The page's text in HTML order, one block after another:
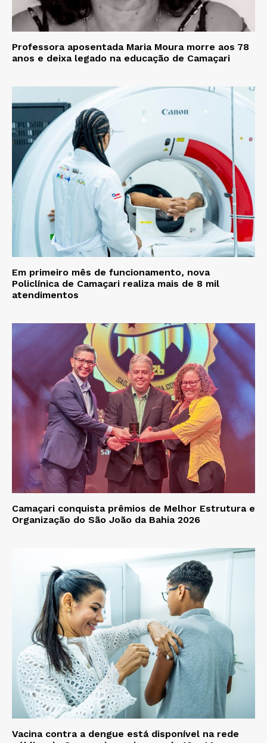
Professora aposentada Maria Moura morre aos 78
anos e deixa legado na educação de Camaçari
Em primeiro mês de funcionamento, nova
Policlínica de Camaçari realiza mais de 8 mil
atendimentos
Camaçari conquista prêmios de Melhor Estrutura e
Organização do São João da Bahia 2026
Vacina contra a dengue está disponível na rede